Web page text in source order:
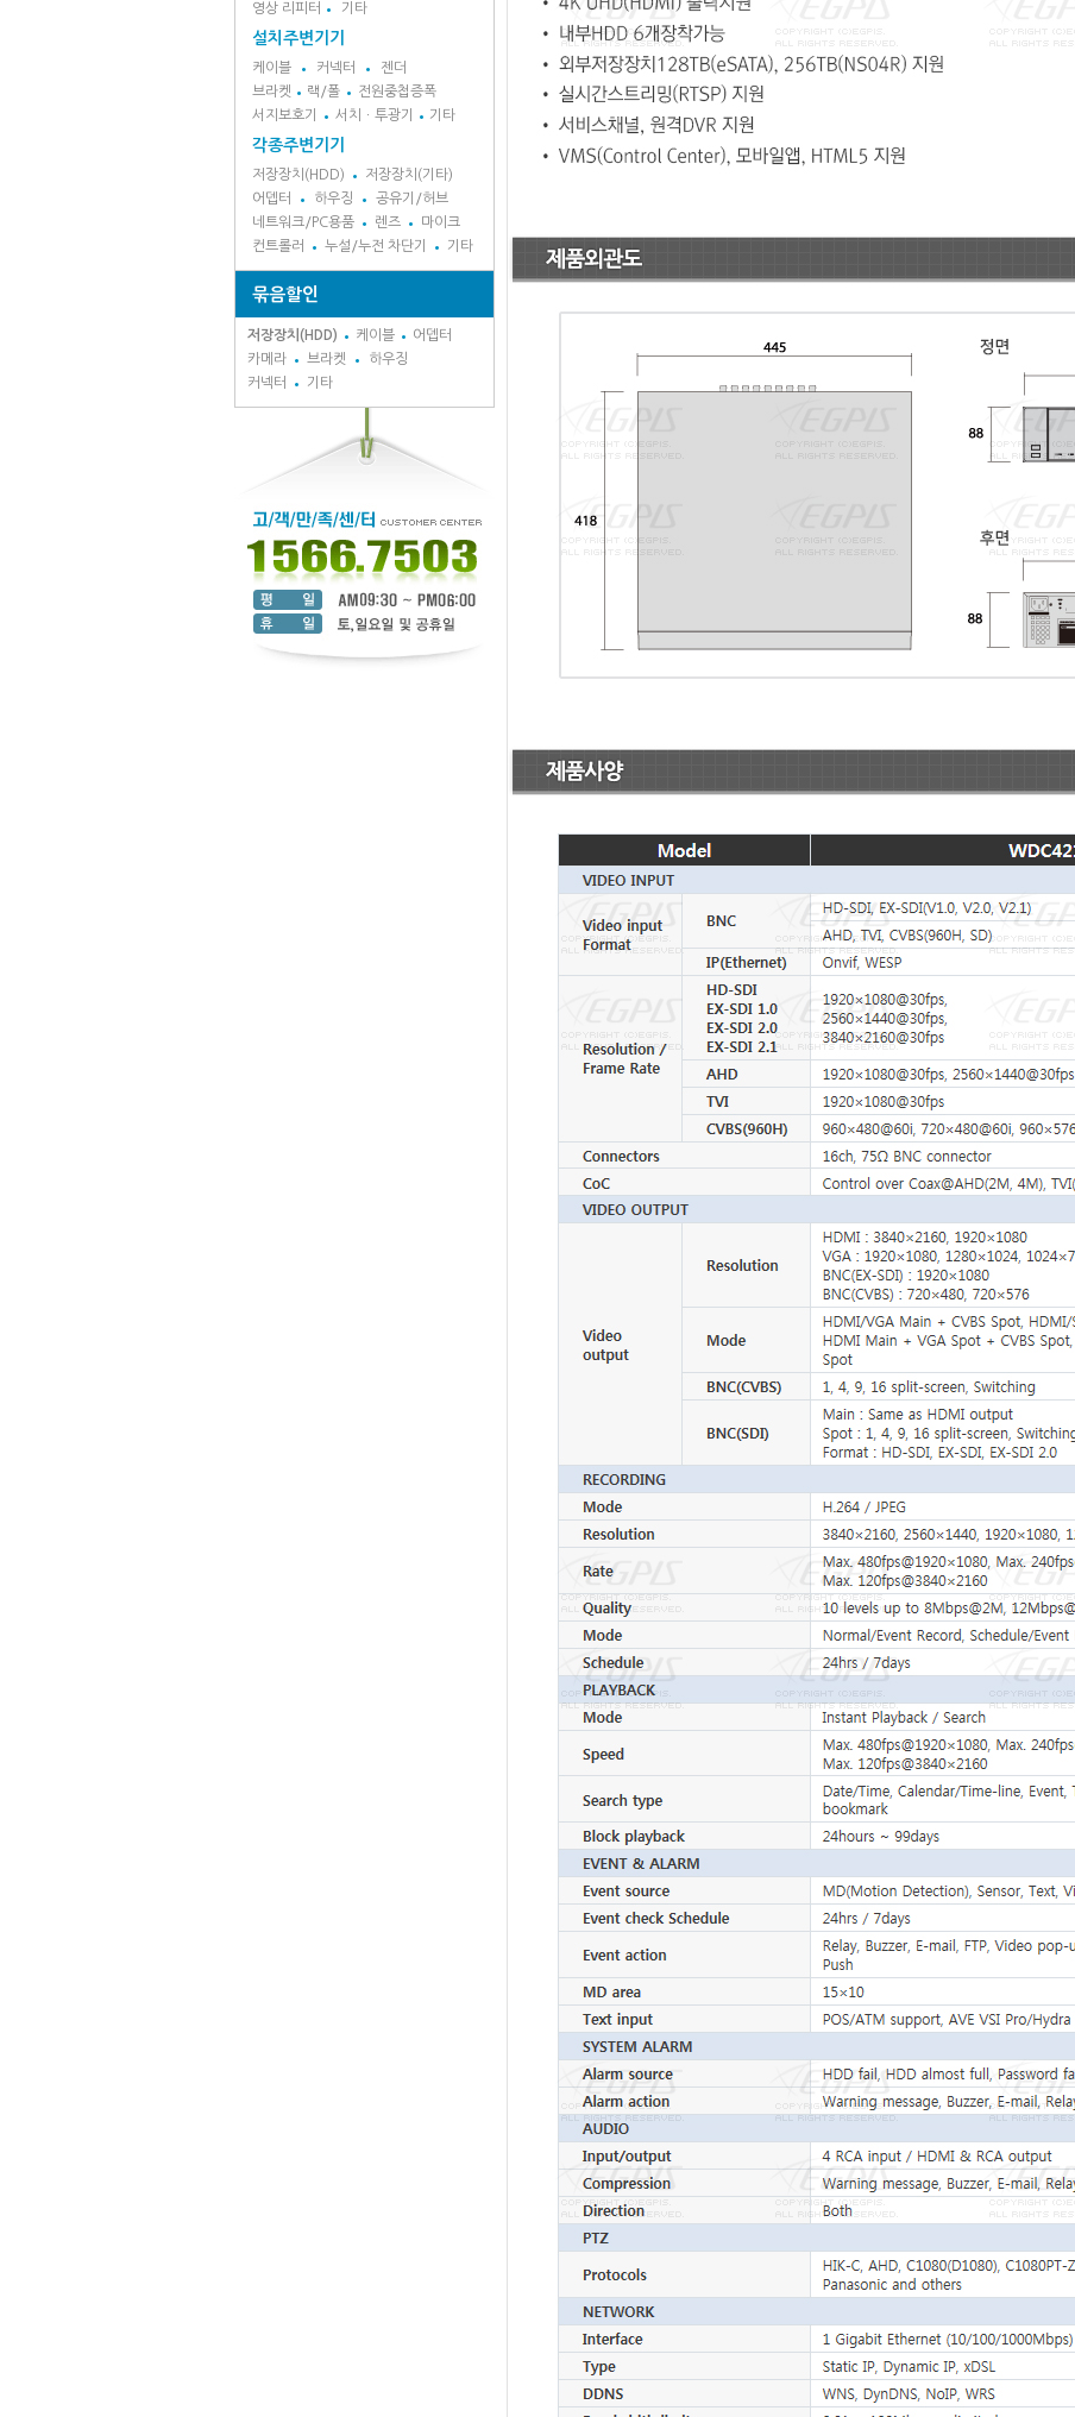
영상 리피터
기타
설치주변기기
케이블 커넥터
젠더
브라켓
랙/폴
전원중첩증폭
서지보호기
서치ㆍ투광기 기타
각종주변기기
저장장치(HDD)
저장장치(기타)
어뎁터
하우징
공유기/허브
네트워크/PC용품
렌즈
마이크
컨트롤러
누설/누전 차단기 기타
묶음할인
저장장치(HDD) 케이블
어뎁터
카메라
브라켓
하우징
커넥터
기타